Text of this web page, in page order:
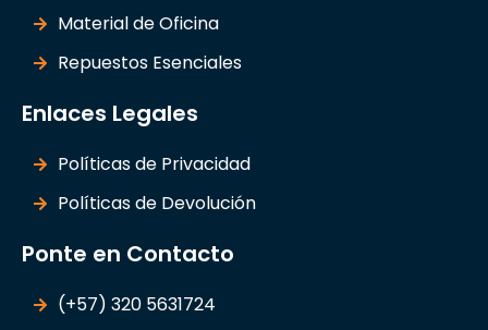
Material de Oficina
Repuestos Esenciales
Enlaces Legales
Políticas de Privacidad
Políticas de Devolución
Ponte en Contacto
(+57) 320 5631724